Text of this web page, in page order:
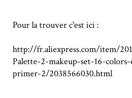
Pour la trouver c'est ici :
http://fr.aliexpress.com/item/
Palette-2-makeup-set-16-
primer-2/2038566030.html